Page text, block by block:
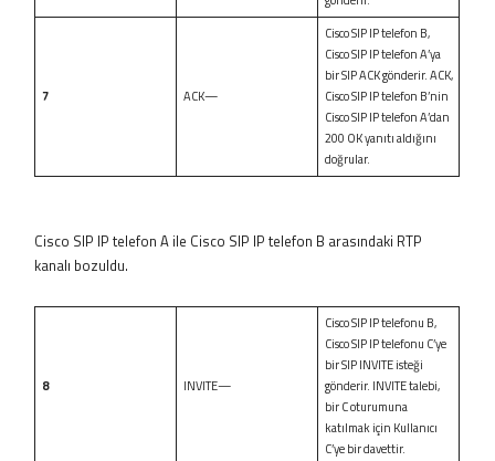
7 ACK—
Cisco SIP IP telefon B,
Cisco SIP IP telefon A’ya
bir SIP ACK gönderir. ACK,
Cisco SIP IP telefon B’nin
Cisco SIP IP telefon A’dan
200 OK yanıtı aldığını
doğrular.
Cisco SIP IP telefon A ile Cisco SIP IP telefon B arasındaki RTP
kanalı bozuldu.
8 INVITE—
Cisco SIP IP telefonu B,
Cisco SIP IP telefonu C’ye
bir SIP INVITE isteği
gönderir. INVITE talebi,
bir C oturumuna
katılmak için Kullanıcı
C’ye bir davettir.